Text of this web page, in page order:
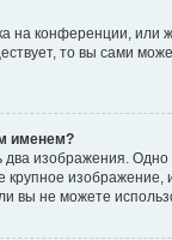
на конференции,
то вы сами
именем?
два изображения.
изображение,
вы не можете